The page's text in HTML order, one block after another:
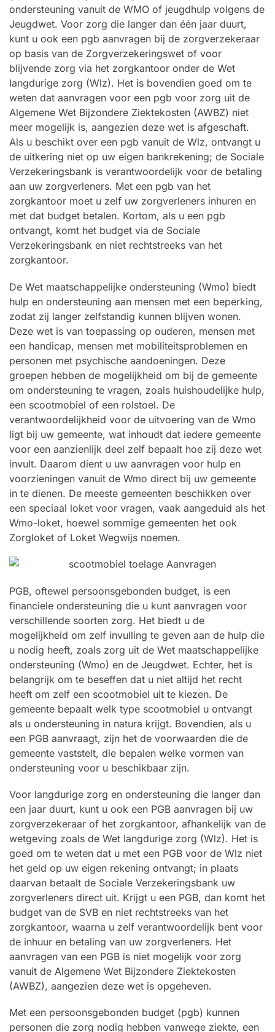
ondersteuning vanuit de WMO of jeugdhulp volgens de
Jeugdwet. Voor zorg die langer dan één jaar duurt,
kunt u ook een pgb aanvragen bij de zorgverzekeraar
op basis van de Zorgverzekeringswet of voor
blijvende zorg via het zorgkantoor onder de Wet
langdurige zorg (Wlz). Het is bovendien goed om te
weten dat aanvragen voor een pgb voor zorg uit de
Algemene Wet Bijzondere Ziektekosten (AWBZ) niet
meer mogelijk is, aangezien deze wet is afgeschaft.
Als u beschikt over een pgb vanuit de Wlz, ontvangt u
de uitkering niet op uw eigen bankrekening; de Sociale
Verzekeringsbank is verantwoordelijk voor de betaling
aan uw zorgverleners. Met een pgb van het
zorgkantoor moet u zelf uw zorgverleners inhuren en
met dat budget betalen. Kortom, als u een pgb
ontvangt, komt het budget via de Sociale
Verzekeringsbank en niet rechtstreeks van het
zorgkantoor.
De Wet maatschappelijke ondersteuning (Wmo) biedt
hulp en ondersteuning aan mensen met een beperking,
zodat zij langer zelfstandig kunnen blijven wonen.
Deze wet is van toepassing op ouderen, mensen met
een handicap, mensen met mobiliteitsproblemen en
personen met psychische aandoeningen. Deze
groepen hebben de mogelijkheid om bij de gemeente
om ondersteuning te vragen, zoals huishoudelijke hulp,
een scootmobiel of een rolstoel. De
verantwoordelijkheid voor de uitvoering van de Wmo
ligt bij uw gemeente, wat inhoudt dat iedere gemeente
voor een aanzienlijk deel zelf bepaalt hoe zij deze wet
invult. Daarom dient u uw aanvragen voor hulp en
voorzieningen vanuit de Wmo direct bij uw gemeente
in te dienen. De meeste gemeenten beschikken over
een speciaal loket voor vragen, vaak aangeduid als het
Wmo-loket, hoewel sommige gemeenten het ook
Zorgloket of Loket Wegwijs noemen.
PGB, oftewel persoonsgebonden budget, is een
financiele ondersteuning die u kunt aanvragen voor
verschillende soorten zorg. Het biedt u de
mogelijkheid om zelf invulling te geven aan de hulp die
u nodig heeft, zoals zorg uit de Wet maatschappelijke
ondersteuning (Wmo) en de Jeugdwet. Echter, het is
belangrijk om te beseffen dat u niet altijd het recht
heeft om zelf een scootmobiel uit te kiezen. De
gemeente bepaalt welk type scootmobiel u ontvangt
als u ondersteuning in natura krijgt. Bovendien, als u
een PGB aanvraagt, zijn het de voorwaarden die de
gemeente vaststelt, die bepalen welke vormen van
ondersteuning voor u beschikbaar zijn.
Voor langdurige zorg en ondersteuning die langer dan
een jaar duurt, kunt u ook een PGB aanvragen bij uw
zorgverzekeraar of het zorgkantoor, afhankelijk van de
wetgeving zoals de Wet langdurige zorg (Wlz). Het is
goed om te weten dat u met een PGB voor de Wlz niet
het geld op uw eigen rekening ontvangt; in plaats
daarvan betaalt de Sociale Verzekeringsbank uw
zorgverleners direct uit. Krijgt u een PGB, dan komt het
budget van de SVB en niet rechtstreeks van het
zorgkantoor, waarna u zelf verantwoordelijk bent voor
de inhuur en betaling van uw zorgverleners. Het
aanvragen van een PGB is niet mogelijk voor zorg
vanuit de Algemene Wet Bijzondere Ziektekosten
(AWBZ), aangezien deze wet is opgeheven.
Met een persoonsgebonden budget (pgb) kunnen
personen die zorg nodig hebben vanwege ziekte, een